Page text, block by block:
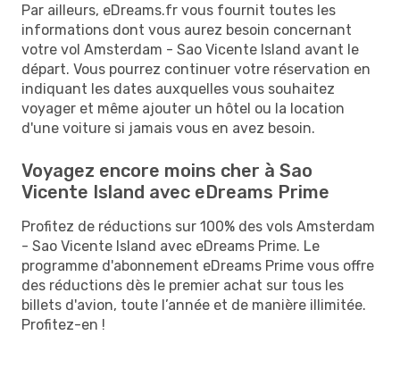
Par ailleurs, eDreams.fr vous fournit toutes les
informations dont vous aurez besoin concernant
votre vol Amsterdam - Sao Vicente Island avant le
départ. Vous pourrez continuer votre réservation en
indiquant les dates auxquelles vous souhaitez
voyager et même ajouter un hôtel ou la location
d'une voiture si jamais vous en avez besoin.
Voyagez encore moins cher à Sao
Vicente Island avec eDreams Prime
Profitez de réductions sur 100% des vols Amsterdam
- Sao Vicente Island avec eDreams Prime. Le
programme d'abonnement eDreams Prime vous offre
des réductions dès le premier achat sur tous les
billets d'avion, toute l’année et de manière illimitée.
Profitez-en !